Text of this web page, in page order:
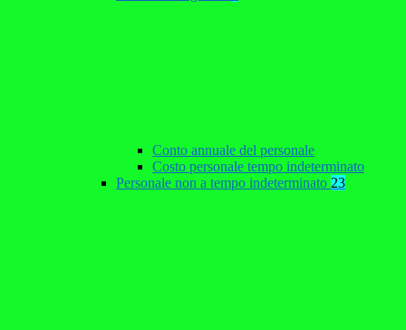
Conto annuale del personale
Costo personale tempo indeterminato
Personale non a tempo indeterminato 23